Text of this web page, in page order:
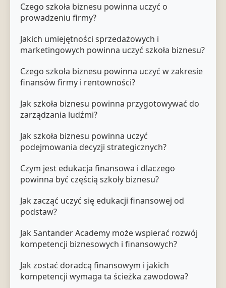
Czego szkoła biznesu powinna uczyć o
prowadzeniu firmy?
Jakich umiejętności sprzedażowych i
marketingowych powinna uczyć szkoła biznesu?
Czego szkoła biznesu powinna uczyć w zakresie
finansów firmy i rentowności?
Jak szkoła biznesu powinna przygotowywać do
zarządzania ludźmi?
Jak szkoła biznesu powinna uczyć
podejmowania decyzji strategicznych?
Czym jest edukacja finansowa i dlaczego
powinna być częścią szkoły biznesu?
Jak zacząć uczyć się edukacji finansowej od
podstaw?
Jak Santander Academy może wspierać rozwój
kompetencji biznesowych i finansowych?
Jak zostać doradcą finansowym i jakich
kompetencji wymaga ta ścieżka zawodowa?